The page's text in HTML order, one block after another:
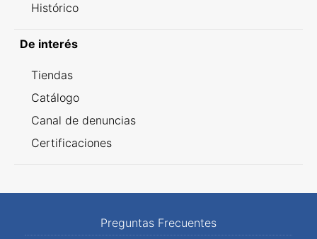
Histórico
De interés
Tiendas
Catálogo
Canal de denuncias
Certificaciones
Preguntas Frecuentes